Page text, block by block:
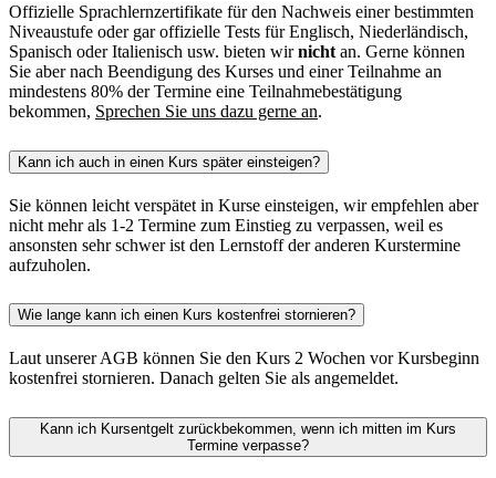
Offizielle Sprachlernzertifikate für den Nachweis einer bestimmten
Niveaustufe oder gar offizielle Tests für Englisch, Niederländisch,
Spanisch oder Italienisch usw. bieten wirnicht an. Gerne können
Sie aber nach Beendigung des Kurses und einer Teilnahme an
mindestens 80% der Termine eine Teilnahmebestätigung
bekommen, Sprechen Sie uns dazu gerne an.
Kann ich auch in einen Kurs später einsteigen?
Sie können leicht verspätet in Kurse einsteigen, wir empfehlen aber
nicht mehr als 1-2 Termine zum Einstieg zu verpassen, weil es
ansonsten sehr schwer ist den Lernstoff der anderen Kurstermine
aufzuholen.
Wie lange kann ich einen Kurs kostenfrei stornieren?
Laut unserer AGB können Sie den Kurs 2 Wochen vor Kursbeginn
kostenfrei stornieren. Danach gelten Sie als angemeldet.
Kann ich Kursentgelt zurückbekommen, wenn ich mitten im Kurs
Termine verpasse?